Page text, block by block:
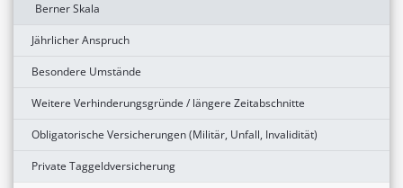
Berner Skala
Jährlicher Anspruch
Besondere Umstände
Weitere Verhinderungsgründe / längere Zeitabschnitte
Obligatorische Versicherungen (Militär, Unfall, Invalidität)
Private Taggeldversicherung